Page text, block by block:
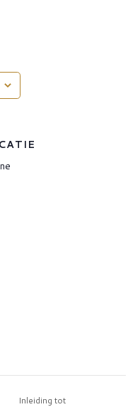
Inleiding tot